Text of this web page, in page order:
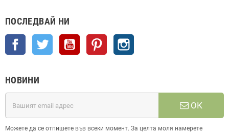
ПОСЛЕДВАЙ НИ
Facebook Twitter YouTube Pinterest
НОВИНИ
ОК
Можете да се отпишете във всеки момент. За целта моля намерете